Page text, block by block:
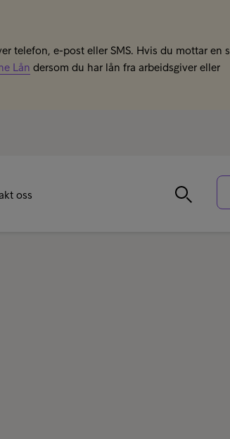
telefon, e-post eller SMS. Hvis du mottar en
Lån dersom du har lån fra arbeidsgiver eller
oss